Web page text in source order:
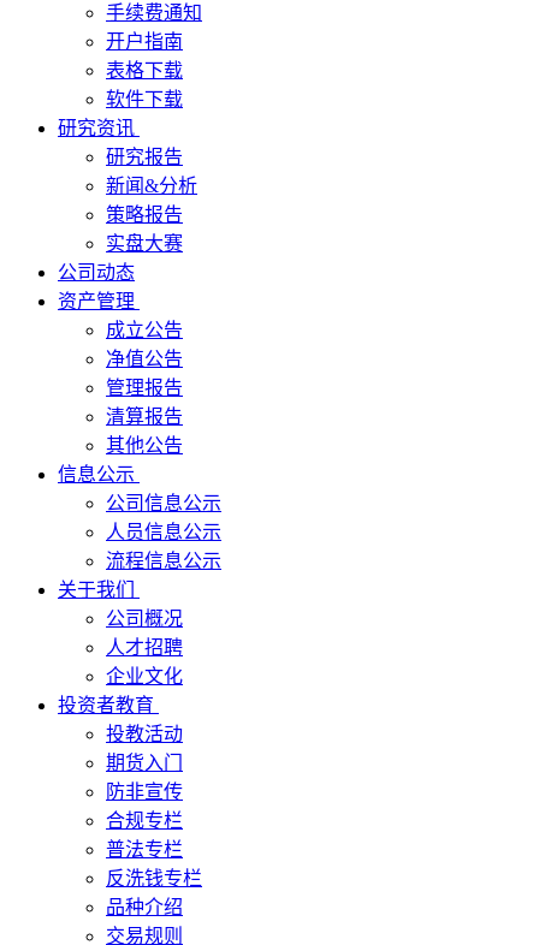
手续费通知
开户指南
表格下载
软件下载
研究资讯
研究报告
新闻&分析
策略报告
实盘大赛
公司动态
资产管理
成立公告
净值公告
管理报告
清算报告
其他公告
信息公示
公司信息公示
人员信息公示
流程信息公示
关于我们
公司概况
人才招聘
企业文化
投资者教育
投教活动
期货入门
防非宣传
合规专栏
普法专栏
反洗钱专栏
品种介绍
交易规则